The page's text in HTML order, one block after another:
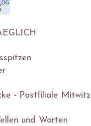
- Postfiliale Mitwitz
und Worten